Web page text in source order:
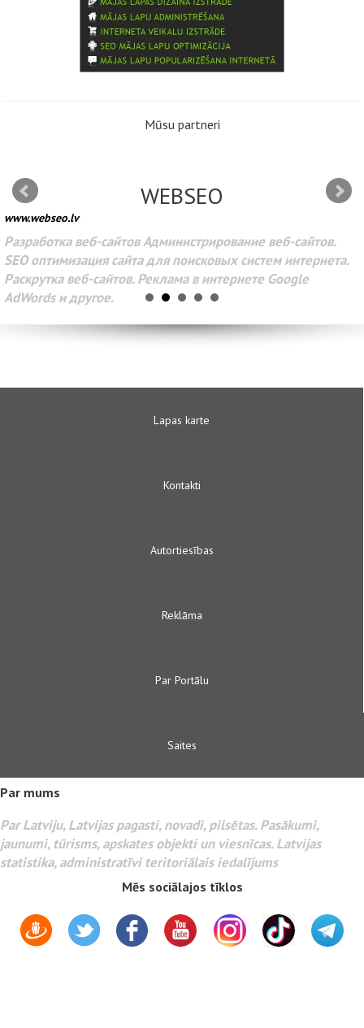
Mūsu partneri
WEBSEO
www.webseo.lv
Разработка веб-сайтов Администрирование веб-сайтов.
SEO оптимизация сайта для поисковых систем интернета.
Раскрутка веб-сайтов. Реклама в интернете Google
AdWords и другое.
Lapas karte
Kontakti
Autortiesības
Reklāma
Par Portālu
Saites
Par mums
Par Latviju, Latvijas pagasti, novadi, pilsētas. Pasākumi,
jaunumi, tūrisms, apskates objekti un viesnīcas. Latvijas
statistika, administratīvi teritoriālais iedalījums
Mēs sociālajos tīklos